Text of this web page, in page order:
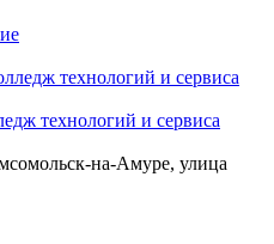
технологий и сервиса
на-Амуре, улица